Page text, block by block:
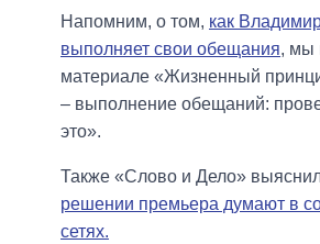
Напомним, о том, как
выполняет свои обещания, мы
материале «Жизненный
– выполнение обещаний:
это».
Также «Слово и Дело»
решении премьера думают в
сетях.